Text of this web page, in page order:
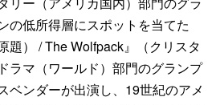
の低所得層にスポットを当てた
題） / The Wolfpack』（クリスタ
ラマ（ワールド）部門のグランプ
ベンダーが出演し、19世紀のアメ